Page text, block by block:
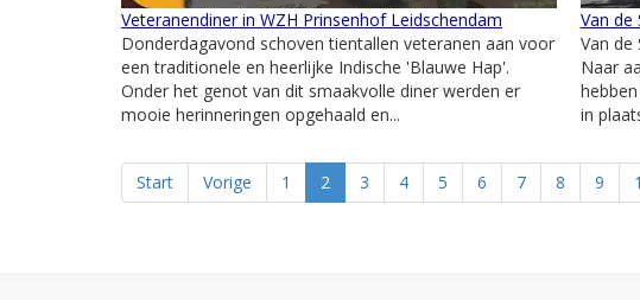
Veteranendiner in WZH Prinsenhof Leidschendam
Donderdagavond schoven tientallen veteranen aan voor
een traditionele en heerlijke Indische 'Blauwe Hap'.
Onder het genot van dit smaakvolle diner werden er
mooie herinneringen opgehaald en...
Van de
Van de
Naar
in
Start Vorige 1 2 3 4 5 6 7 8 9